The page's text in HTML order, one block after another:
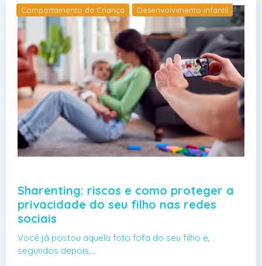
Comportamento da Criança Desenvolvimento infantil
Sharenting: riscos e como proteger a
privacidade do seu filho nas redes
sociais
Você já postou aquela foto fofa do seu filho e,
segundos depois,…